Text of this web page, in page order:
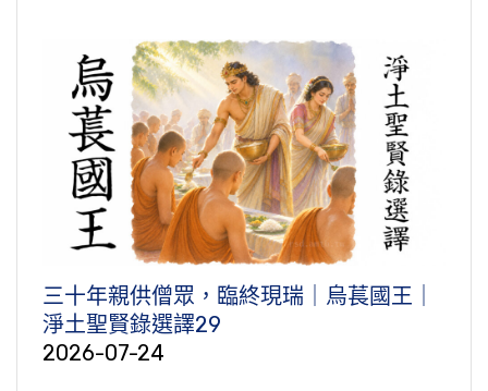
三十年親供僧眾，臨終現瑞｜烏萇國王｜
淨土聖賢錄選譯29
2026-07-24